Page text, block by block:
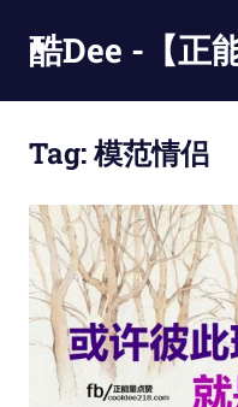
content
酷Dee -【正
最
有
更
酷
Tag:模范情侣